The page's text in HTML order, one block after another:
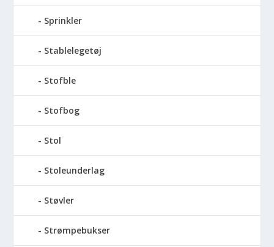
Sprinkler
Stablelegetøj
Stofble
Stofbog
Stol
Stoleunderlag
Støvler
Strømpebukser